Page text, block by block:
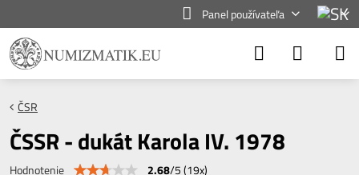
Panel používateľa
ČSR
ČSSR - dukát Karola IV. 1978
Hodnotenie 2.68/5(19x)